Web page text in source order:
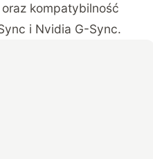
kompatybilność
i Nvidia G-Sync.